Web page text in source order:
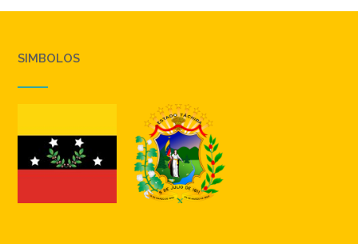
SIMBOLOS